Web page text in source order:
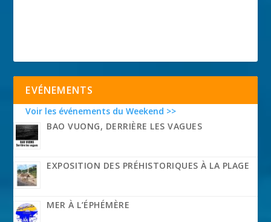
EVÉNEMENTS
Voir les événements du Weekend >>
BAO VUONG, DERRIÈRE LES VAGUES
EXPOSITION DES PRÉHISTORIQUES À LA PLAGE
MER À L’ÉPHÉMÈRE